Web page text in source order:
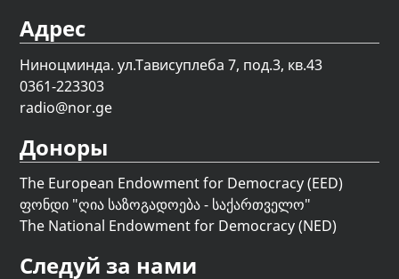
Адрес
Ниноцминда. ул.Тависуплеба 7, под.3, кв.43
0361-223303
radio@nor.ge
Доноры
The European Endowment for Democracy (EED)
ფონდი "ღია საზოგადოება - საქართველო"
The National Endowment for Democracy (NED)
Следуй за нами